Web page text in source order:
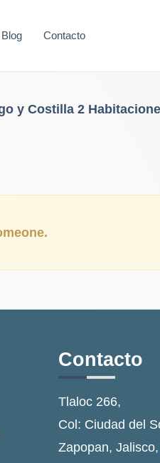
Blog Contacto
y Costilla 2
Contacto
Tlaloc 266,
Col: Ciudad del
Zapopan,